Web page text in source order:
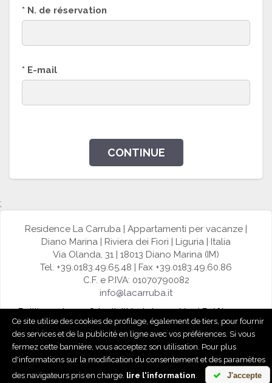
* N. de réservation
* E-mail
CONTINUE
;
Residence La Carruba | Appartamenti per vacanze |
Diano Marina | Riviera dei Fiori | Liguria | Italia
Via Olanda, 31 | 18013 Diano Marina (IM)
Tel. +39.0183.49.65.48 | Fax +39.0183.49.60.86
C.F. e P.IVA: 01070790082
info@lacarruba.it
Politique de confidentialité et de cookies|Préférences
de cookies
powered by
Ce site utilise des cookies de profilage, également de tiers, pour fournir
des services et de la publicité en ligne avec vos préférences. Si vous
fermez cette bannière, vous acceptez son utilisation. Pour plus
d'informations sur la modification du consentement et des paramètres
des navigateurs pris en charge. lire l'information J'accepte